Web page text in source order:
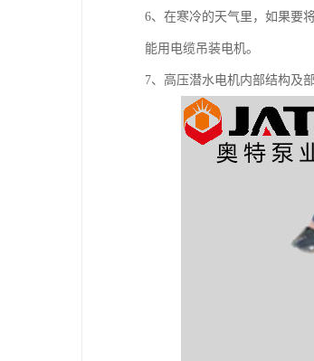
6、在寒冷的天气里，如果要
能用电缆吊装电机。
7、高压潜水电机内部结构及